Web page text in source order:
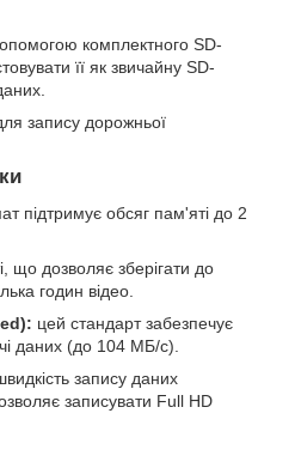
комплектного SD-
її як звичайну SD-
запису дорожньої
підтримує обсяг пам'яті до 2
що дозволяє зберігати до
годин відео.
цей стандарт забезпечує
даних (до 104 МБ/с).
запису даних
записувати Full HD